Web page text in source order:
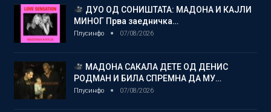
ДУО ОД СОНИШТАТА: МАДОНА И КАЈЛИ
МИНОГ Прва заедничка…
Плусинфо 07/08/2026
МАДОНА САКАЛА ДЕТЕ ОД ДЕНИС
РОДМАН И БИЛА СПРЕМНА ДА МУ…
Плусинфо 07/08/2026